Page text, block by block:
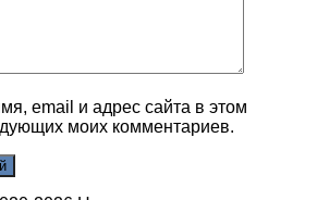
email и адрес сайта в этом
моих комментариев.